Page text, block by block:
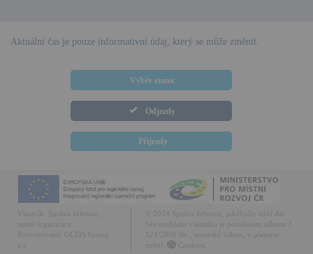
Aktuální čas je pouze informativní údaj, který se může změnit.
Výběr stanic
Odjezdy
Příjezdy
Vlastník:
Správa železnic,
OLTIS Group
© 2024 Správa železnic, jakékoliv užití dat
121/2000 Sb., autorský zákon, v platném